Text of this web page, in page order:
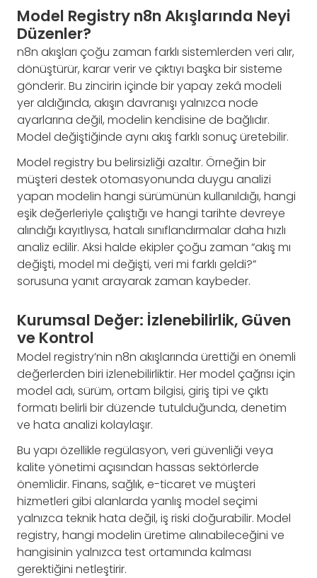
Model Registry n8n Akışlarında Neyi
Düzenler?
n8n akışları çoğu zaman farklı sistemlerden veri alır,
dönüştürür, karar verir ve çıktıyı başka bir sisteme
gönderir. Bu zincirin içinde bir yapay zekâ modeli
yer aldığında, akışın davranışı yalnızca node
ayarlarına değil, modelin kendisine de bağlıdır.
Model değiştiğinde aynı akış farklı sonuç üretebilir.
Model registry bu belirsizliği azaltır. Örneğin bir
müşteri destek otomasyonunda duygu analizi
yapan modelin hangi sürümünün kullanıldığı, hangi
eşik değerleriyle çalıştığı ve hangi tarihte devreye
alındığı kayıtlıysa, hatalı sınıflandırmalar daha hızlı
analiz edilir. Aksi halde ekipler çoğu zaman “akış mı
değişti, model mi değişti, veri mi farklı geldi?”
sorusuna yanıt arayarak zaman kaybeder.
Kurumsal Değer: İzlenebilirlik, Güven
ve Kontrol
Model registry’nin n8n akışlarında ürettiği en önemli
değerlerden biri izlenebilirliktir. Her model çağrısı için
model adı, sürüm, ortam bilgisi, giriş tipi ve çıktı
formatı belirli bir düzende tutulduğunda, denetim
ve hata analizi kolaylaşır.
Bu yapı özellikle regülasyon, veri güvenliği veya
kalite yönetimi açısından hassas sektörlerde
önemlidir. Finans, sağlık, e-ticaret ve müşteri
hizmetleri gibi alanlarda yanlış model seçimi
yalnızca teknik hata değil, iş riski doğurabilir. Model
registry, hangi modelin üretime alınabileceğini ve
hangisinin yalnızca test ortamında kalması
gerektiğini netleştirir.